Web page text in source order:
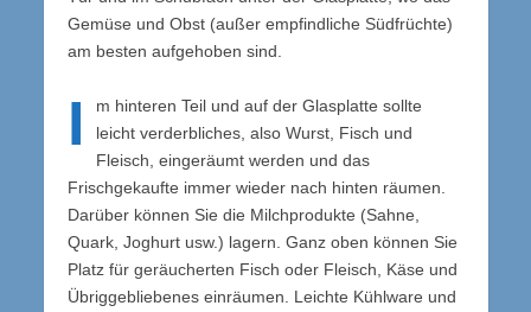
Gemüse und Obst (außer empfindliche Südfrüchte)
am besten aufgehoben sind.
I
m hinteren Teil und auf der Glasplatte sollte
leicht verderbliches, also Wurst, Fisch und
Fleisch, eingeräumt werden und das
Frischgekaufte immer wieder nach hinten räumen.
Darüber können Sie die Milchprodukte (Sahne,
Quark, Joghurt usw.) lagern. Ganz oben können Sie
Platz für geräucherten Fisch oder Fleisch, Käse und
Übriggebliebenes einräumen. Leichte Kühlware und